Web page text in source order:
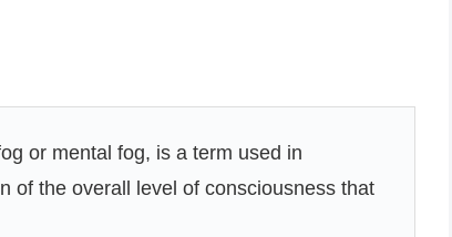
or mental fog, is a term used in
of the overall level of consciousness that